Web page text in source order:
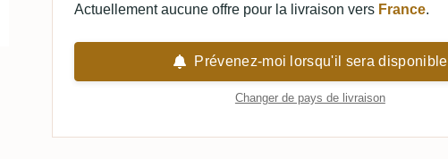
Actuellement aucune offre pour la livraison vers France.
Prévenez-moi lorsqu'il sera disponible
Changer de pays de livraison